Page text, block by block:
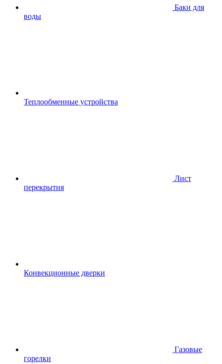
Баки для
воды
Теплообменные устройства
Лист
перекрытия
Конвекционные дверки
Газовые
горелки